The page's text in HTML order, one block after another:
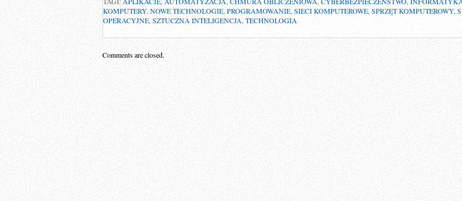
KOMPUTERY, NOWE TECHNOLOGIE, PROGRAMOWANIE SIECI KOMPUTEROWE SPRZĘT KOMPUTEROWY,
OPERACYJNE, SZTUCZNA INTELIGENCJA TECHNOLOGIA
Comments are closed.